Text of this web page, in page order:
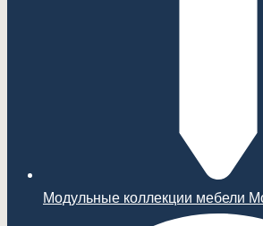
Модульные коллекции мебели